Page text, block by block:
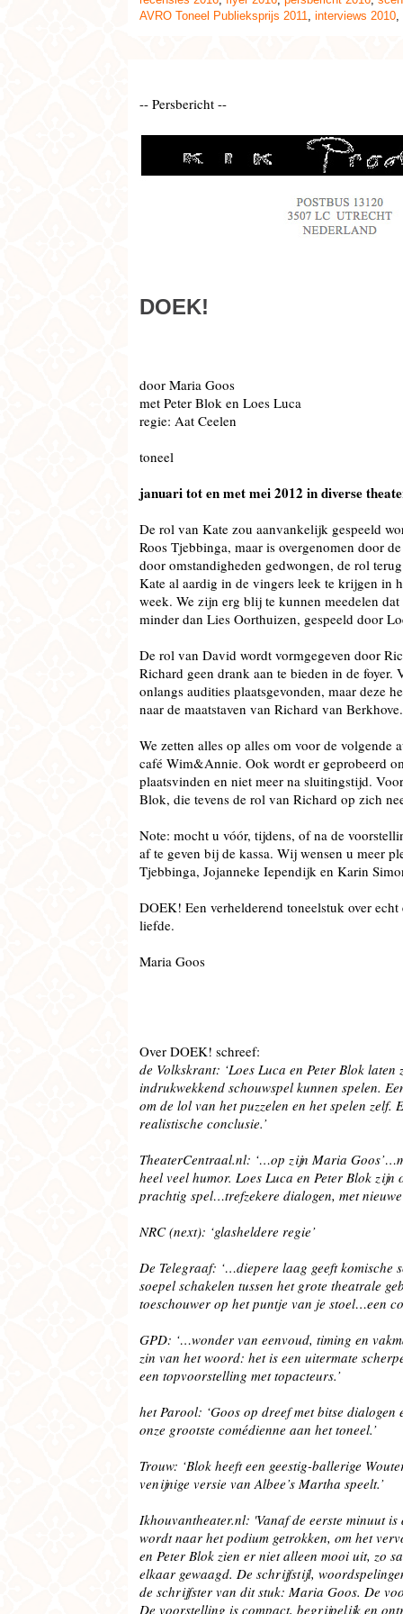
AVRO Toneel Publieksprijs 2011, interviews 2010,
-- Persbericht --
DOEK!
door Maria Goos
met Peter Blok en Loes Luca
regie: Aat Ceelen
toneel
januari tot en met mei 2012 in diverse
De rol van Kate zou aanvankelijk gespeeld
Roos Tjebbinga, maar is overgenomen door
door omstandigheden gedwongen, de rol
Kate al aardig in de vingers leek te krijgen in
week. We zijn erg blij te kunnen meedelen
minder dan Lies Oorthuizen, gespeeld door
De rol van David wordt vormgegeven door
Richard geen drank aan te bieden in de
onlangs audities plaatsgevonden, maar deze
naar de maatstaven van Richard van Berkhove.
We zetten alles op alles om voor de volgende
café Wim&Annie. Ook wordt er geprobeerd
plaatsvinden en niet meer na sluitingstijd.
Blok, die tevens de rol van Richard op zich
Note: mocht u vóór, tijdens, of na de
af te geven bij de kassa. Wij wensen u meer
Tjebbinga, Jojanneke Iependijk en Karin
DOEK! Een verhelderend toneelstuk over
liefde.
Maria Goos
Over DOEK! schreef:
de Volkskrant: ‘Loes Luca en Peter Blok
indrukwekkend schouwspel kunnen spelen.
om de lol van het puzzelen en het spelen zelf.
realistische conclusie.’
TheaterCentraal.nl: ‘…op zijn Maria
heel veel humor. Loes Luca en Peter Blok
prachtig spel…trefzekere dialogen, met
NRC (next): ‘glasheldere regie’
De Telegraaf: ‘…diepere laag geeft komische
soepel schakelen tussen het grote theatrale
toeschouwer op het puntje van je stoel…een
GPD: ‘…wonder van eenvoud, timing en
zin van het woord: het is een uitermate
een topvoorstelling met topacteurs.’
het Parool: ‘Goos op dreef met bitse
onze grootste comédienne aan het toneel.’
Trouw: ‘Blok heeft een geestig-ballerige
venijnige versie van Albee’s Martha speelt.’
Ikhouvantheater.nl: 'Vanaf de eerste minuut
wordt naar het podium getrokken, om het
en Peter Blok zien er niet alleen mooi uit, zo
elkaar gewaagd. De schrijfstijl,
de schrijfster van dit stuk: Maria Goos. De
De voorstelling is compact, begrijpelijk en